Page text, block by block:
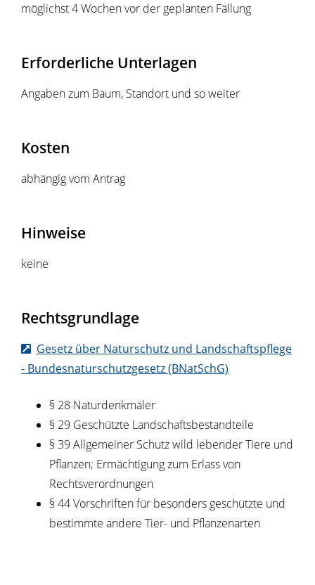
möglichst 4 Wochen vor der geplanten Fällung
Erforderliche Unterlagen
Angaben zum Baum, Standort und so weiter
Kosten
abhängig vom Antrag
Hinweise
keine
Rechtsgrundlage
Gesetz über Naturschutz und Landschaftspflege
- Bundesnaturschutzgesetz (BNatSchG)
§ 28 Naturdenkmäler
§ 29 Geschützte Landschaftsbestandteile
§ 39 Allgemeiner Schutz wild lebender Tiere und
Pflanzen; Ermächtigung zum Erlass von
Rechtsverordnungen
§ 44 Vorschriften für besonders geschützte und
bestimmte andere Tier- und Pflanzenarten